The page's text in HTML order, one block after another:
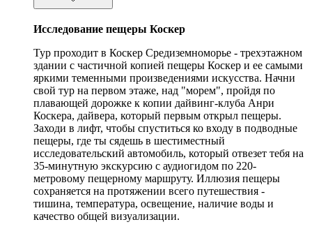
Исследование пещеры Коскер
Тур проходит в Коскер Средиземноморье - трехэтажном
здании с частичной копией пещеры Коскер и ее самыми
яркими теменными произведениями искусства. Начни
свой тур на первом этаже, над "морем", пройдя по
плавающей дорожке к копии дайвинг-клуба Анри
Коскера, дайвера, который первым открыл пещеры.
Заходи в лифт, чтобы спуститься ко входу в подводные
пещеры, где ты сядешь в шестиместный
исследовательский автомобиль, который отвезет тебя на
35-минутную экскурсию с аудиогидом по 220-
метровому пещерному маршруту. Иллюзия пещеры
сохраняется на протяжении всего путешествия -
тишина, температура, освещение, наличие воды и
качество общей визуализации.